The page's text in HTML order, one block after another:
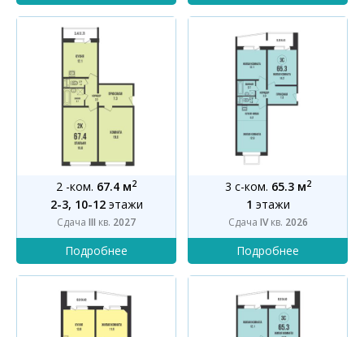
2 -ком. 67.4 м2
2-3, 10-12этажи
Сдача III кв. 2027
3 с-ком. 65.3 м2
1 этажи
Сдача IVкв. 2026